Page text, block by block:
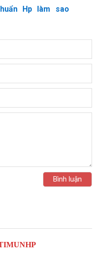
Hp làm sao